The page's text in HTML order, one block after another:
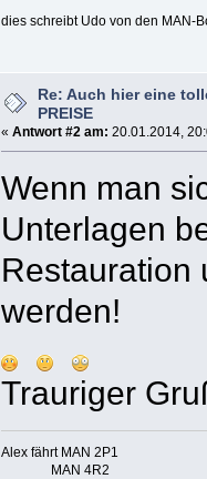
dies schreibt Udo von den MAN-
Re: Auch hier eine
PREISE
«Antwort #2 am: 20.01.2014,
Wenn man
Unterlagen
Restauration
werden!
Trauriger
Alex fährt MAN 2P1
MAN 4R2